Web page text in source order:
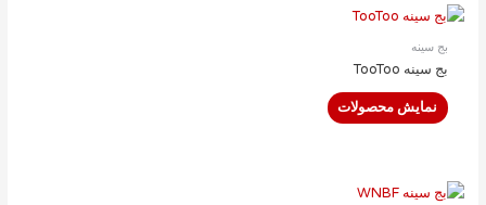
بج سینه
بج سینه TooToo
نمایش محصولات